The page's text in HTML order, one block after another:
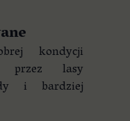
kondycji
przez lasy
i bardziej